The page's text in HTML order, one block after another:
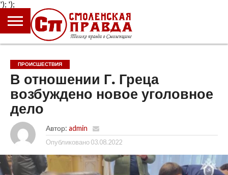
');
ГЛАВНАЯ
НОВОСТИ
ПРОИСШЕСТВИЯ
ПОЛИТИКА
КУЛЬТУРА
ЭКОНОМИКА
ОБЩЕСТВО
БЛОГИ
ПРОИСШЕСТВИЯ
В отношении Г. Греца
возбуждено новое уголовное
дело
Автор: admin
Опубликовано 03.08.2022
');